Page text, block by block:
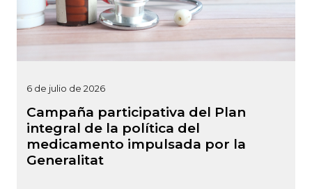
6 de julio de 2026
Campaña participativa del Plan
integral de la política del
medicamento impulsada por la
Generalitat